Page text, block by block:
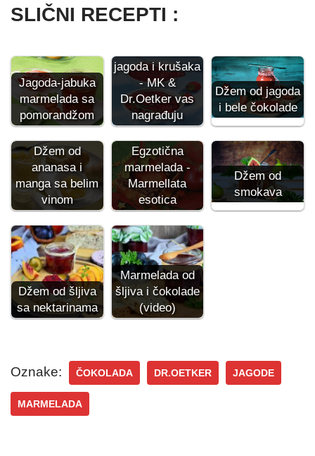
SLIČNI RECEPTI :
Jagoda-jabuka
marmelada sa
pomorandžom
jagoda i krušaka
- MK &
Dr.Oetker vas
nagrađuju
Džem od jagoda
i bele čokolade
Džem od
ananasa i
manga sa belim
vinom
Egzotična
marmelada -
Marmellata
esotica
Džem od
smokava
Džem od šljiva
sa nektarinama
Marmelada od
šljiva i čokolade
(video)
Oznake: ČOKOLADA DR.OETKER JAGODE
MARMELADA